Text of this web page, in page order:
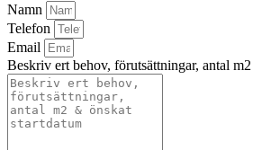
Namn
Telefon
Email
Beskriv ert behov, förutsättningar, antal